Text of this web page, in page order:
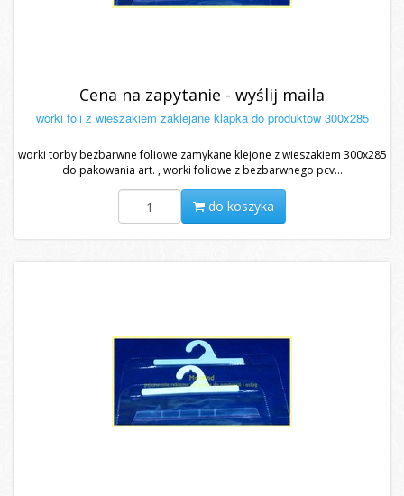
Cena na zapytanie - wyślij maila
worki foli z wieszakiem zaklejane klapka do produktow 300x285
worki torby bezbarwne foliowe zamykane klejone z wieszakiem 300x285
do pakowania art. , worki foliowe z bezbarwnego pcv...
do koszyka